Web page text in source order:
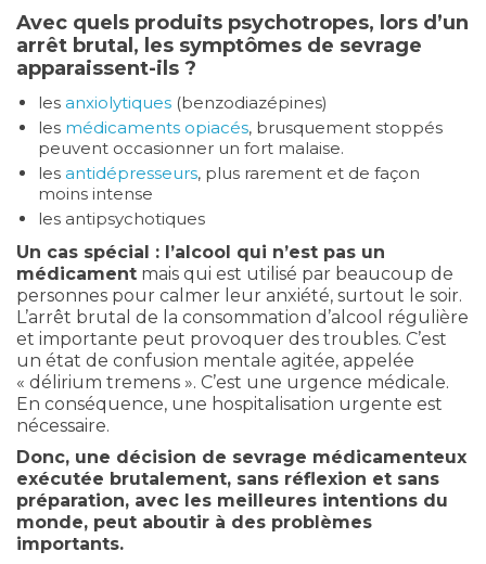
Avec quels produits psychotropes, lors d’un
arrêt brutal, les symptômes de sevrage
apparaissent-ils ?
les anxiolytiques (benzodiazépines)
les médicaments opiacés, brusquement stoppés
peuvent occasionner un fort malaise.
les antidépresseurs, plus rarement et de façon
moins intense
les antipsychotiques
Un cas spécial : l’alcool qui n’est pas un
médicament mais qui est utilisé par beaucoup de
personnes pour calmer leur anxiété, surtout le soir.
L’arrêt brutal de la consommation d’alcool régulière
et importante peut provoquer des troubles. C’est
un état de confusion mentale agitée, appelée
« délirium tremens ». C’est une urgence médicale.
En conséquence, une hospitalisation urgente est
nécessaire.
Donc, une décision de sevrage médicamenteux
exécutée brutalement, sans réflexion et sans
préparation, avec les meilleures intentions du
monde, peut aboutir à des problèmes
importants.